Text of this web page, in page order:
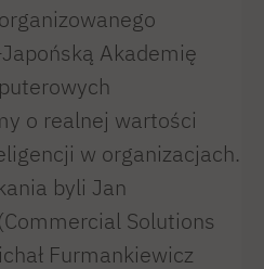
Akademię
o realnej wartości
w organizacjach.
byli Jan
Solutions
Furmankiewicz